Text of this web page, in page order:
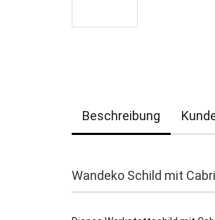
Beschreibung
Wandeko Schild mit